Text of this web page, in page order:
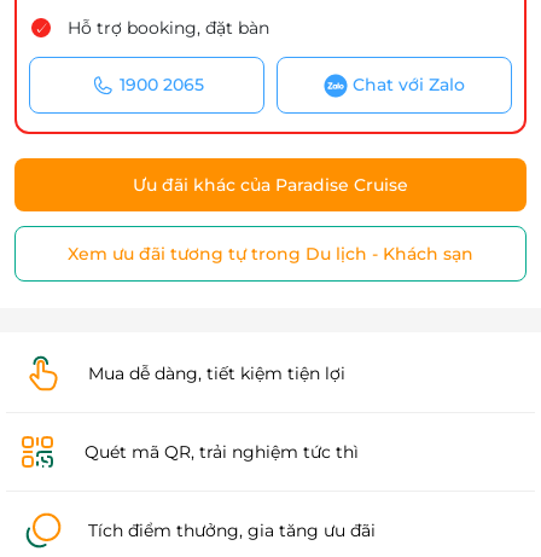
Hỗ trợ booking, đặt bàn
1900 2065 Chat với Zalo
Ưu đãi khác của Paradise Cruise
Xem ưu đãi tương tự trong Du lịch - Khách sạn
Mua dễ dàng, tiết kiệm tiện lợi
Quét mã QR, trải nghiệm tức thì
Tích điểm thưởng, gia tăng ưu đãi